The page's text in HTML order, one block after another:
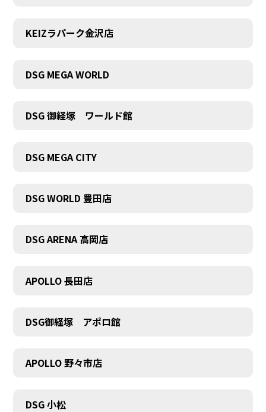
KEIZラパーク金沢店
DSG MEGA WORLD
DSG 御経塚 ワールド館
DSG MEGA CITY
DSG WORLD 豊田店
DSG ARENA 高岡店
APOLLO 長田店
DSG御経塚 アポロ館
APOLLO 野々市店
DSG 小松